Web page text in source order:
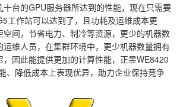
台的GPU服务器所达到的性能，现在只需要
工作站可以达到了，且功耗及运维成本更
间，节省电力、制冷等资源，更少的机器数
维人员，在集群环境中，更少机器数量拥有
，因此能提供更加的计算性能，正昱WE8420
、降低成本上表现优异，助力企业保持竞争